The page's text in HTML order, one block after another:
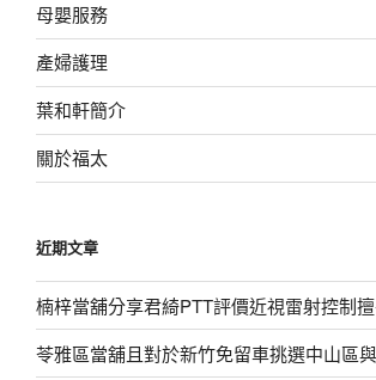
母嬰服務
產婦護理
葉和軒簡介
關於福太
近期文章
楠梓當舖分享君綺PTT評價近視雷射控制
苓雅區當舖且對於新竹免留車挑選中山區